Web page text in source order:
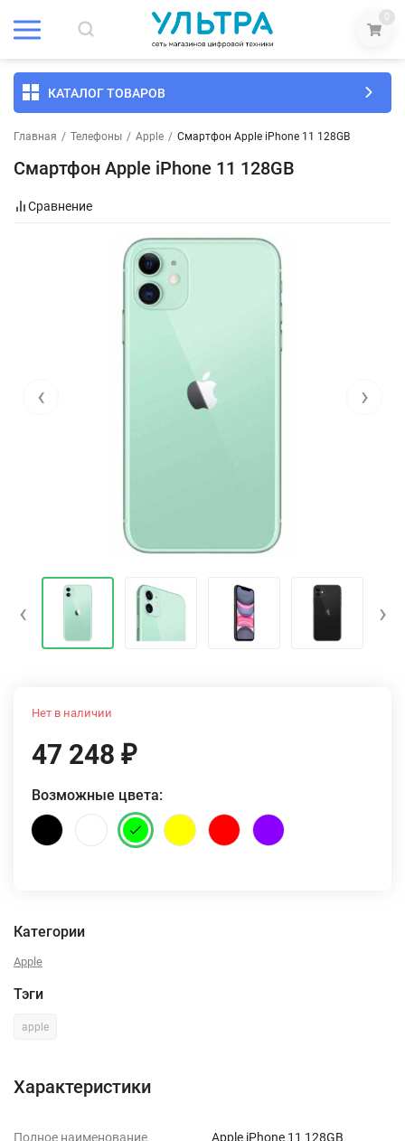
0
КАТАЛОГ ТОВАРОВ
Главная / Телефоны / Apple / Смартфон Apple iPhone 11 128GB
Смартфон Apple iPhone 11 128GB
Сравнение
‹ ›
‹ ›
Нет в наличии
47 248 ₽
Возможные цвета:
Категории
Apple
Тэги
apple
Характеристики
Полное наименование Apple iPhone 11 128GB